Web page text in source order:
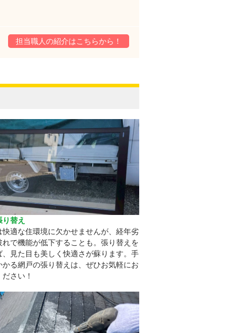
担当職人の紹介はこちらから！
替え
快適な住環境に欠かせませんが、経年劣
れで機能が低下することも。張り替えを
、見た目も美しく快適さが蘇ります。手
かる網戸の張り替えは、ぜひお気軽にお
さい！